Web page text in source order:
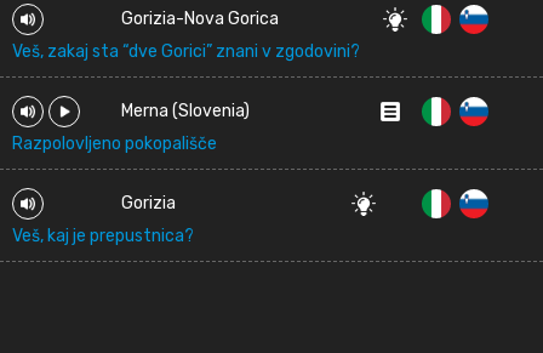
Gorizia-Nova Gorica
Veš, zakaj sta “dve Gorici” znani v zgodovini?
Merna (Slovenia)
Razpolovljeno pokopališče
Gorizia
Veš, kaj je prepustnica?